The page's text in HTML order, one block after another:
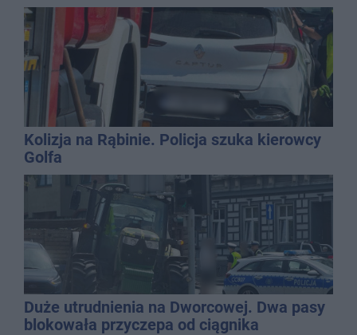
Kolizja na Rąbinie. Policja szuka kierowcy
Golfa
Duże utrudnienia na Dworcowej. Dwa pasy
blokowała przyczepa od ciągnika